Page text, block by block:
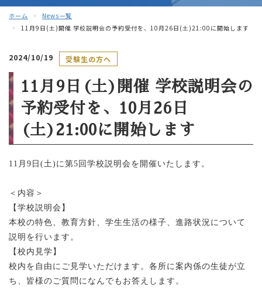
ホーム
News一覧
11月9日(土)開催 学校説明会の予約受付を、10月26日(土)21:00に開始します
2024/10/19 受験生の方へ
11月9日(土)開催 学校説明会の
予約受付を、10月26日
(土)21:00に開始します
11月9日(土)に第5回学校説明会を開催いたします。
＜内容＞
【学校説明会】
本校の特色、教育方針、学生生活の様子、進路状況について
説明を行います。
【校内見学】
校内を自由にご見学いただけます。各所に案内係の生徒が立
ち、皆様のご質問になんでもお答えします。